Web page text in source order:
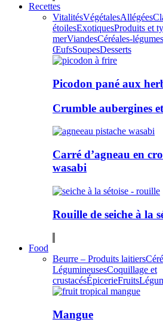
Recettes
VitalitésVégétalesAllégées
étoilesExotiquesProduits et
merViandesCéréales-légumes
ŒufsSoupesDesserts
Picodon pané aux
Crumble aubergines
Carré d’agneau en
wasabi
Rouille de seiche à la
Food
Beurre – Produits laitiers
LégumineusesCoquillage et
crustacésÉpicerieFruits
Mangue